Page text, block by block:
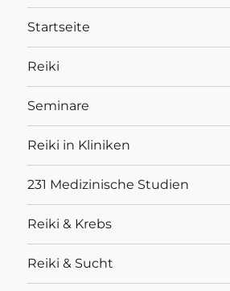
Startseite
Reiki
Seminare
Reiki in Kliniken
231 Medizinische Studien
Reiki & Krebs
Reiki & Sucht